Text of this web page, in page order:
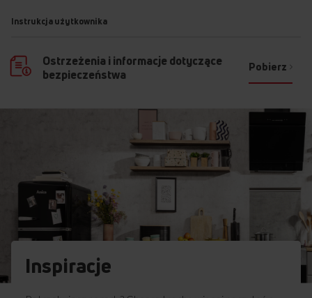
Instrukcja użytkownika
Ostrzeżenia i informacje dotyczące
bezpieczeństwa
Pobierz
Inspiracje